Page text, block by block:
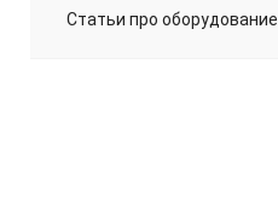
Статьи про оборудование